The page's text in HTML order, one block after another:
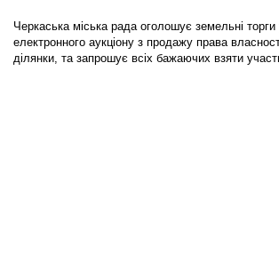
Черкаська міська рада оголошує земельні
електронного аукціону з продажу права
ділянки, та запрошує всіх бажаючих взяти